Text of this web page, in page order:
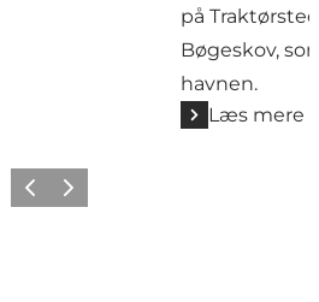
på
Bøgeskov,
havnen.
Læs mere
ForrigeNæste